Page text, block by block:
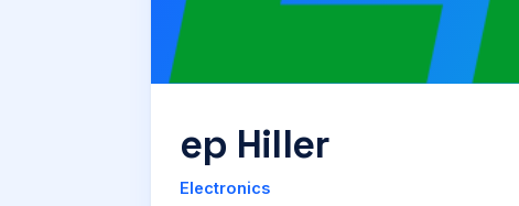
ep Hiller
Electronics